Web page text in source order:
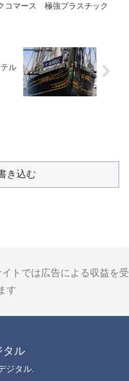
コマース 極強プラスチック
ル
き込む
トでは広告による収益を受
す
タル
ジタル.